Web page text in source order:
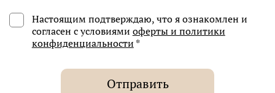
Настоящим подтверждаю, что я ознакомлен и
согласен с условиями оферты и политики
конфиденциальности *
Отправить